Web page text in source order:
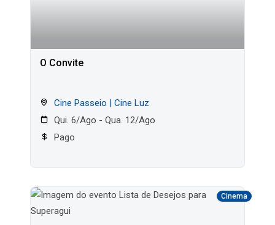
O Convite
Cine Passeio | Cine Luz
Qui. 6/Ago - Qua. 12/Ago
Pago
Cinema